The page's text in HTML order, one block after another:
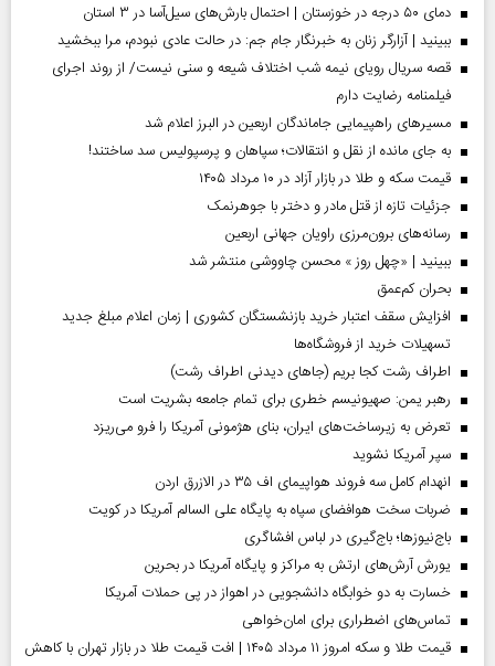
دمای ۵۰ درجه در خوزستان | احتمال بارش‌های سیل‌آسا در ۳ استان
ببینید | آزارگر زنان به خبرنگار جام جم: در حالت عادی نبودم، مرا ببخشید
قصه سریال رویای نیمه شب اختلاف شیعه و سنی نیست/ از روند اجرای
فیلمنامه رضایت دارم
مسیر‌های راهپیمایی جاماندگان اربعین در البرز اعلام شد
به جای مانده از نقل و انتقالات؛ سپاهان و پرسپولیس سد ساختند!
قیمت سکه و طلا در بازار آزاد در ۱۰ مرداد ۱۴۰۵
جزئیات تازه از قتل مادر و دختر با جوهرنمک
رسانه‌های برون‌مرزی راویان جهانی اربعین
ببینید | «چهل روز » محسن چاووشی منتشر شد
بحران کم‌عمق
افزایش سقف اعتبار خرید بازنشستگان کشوری | زمان اعلام مبلغ جدید
تسهیلات خرید از فروشگاه‌ها
اطراف رشت کجا بریم (جاهای دیدنی اطراف رشت)
رهبر یمن: صهیونیسم خطری برای تمام جامعه بشریت است
تعرض به زیرساخت‌های ایران، بنای هژمونی آمریکا را فرو می‌ریزد
سپر آمریکا نشوید
انهدام کامل سه فروند هواپیمای اف ۳۵ در الازرق اردن
ضربات سخت هوافضای سپاه به پایگاه علی السالم آمریکا در کویت
باج‌نیوزها؛ باج‌گیری در لباس افشاگری
یورش آرش‌های ارتش به مراکز و پایگاه‌ آمریکا در بحرین
خسارت به دو خوابگاه دانشجویی در اهواز در پی حملات آمریکا
تماس‌های اضطراری برای امان‌‌خواهی
قیمت طلا و سکه امروز ۱۱ مرداد ۱۴۰۵ | افت قیمت طلا در بازار تهران با کاهش